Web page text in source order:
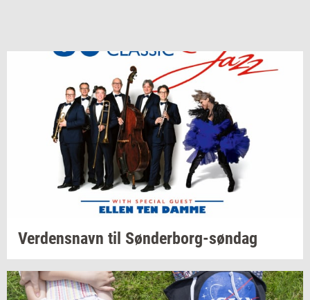
Ver­dens­navn til Sønderborg-​søndag